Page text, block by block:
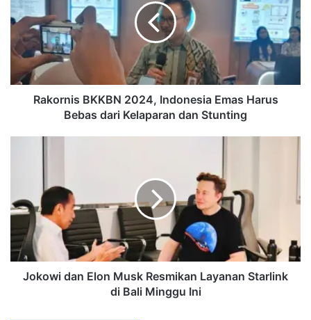
Indonesia
Emas
Harus
Bebas
dari
Kelaparan
Rakornis BKKBN 2024, Indonesia Emas Harus
Bebas dari Kelaparan dan Stunting
Resmikan
Layanan
Starlink
di
Bali
Minggu
Jokowi dan Elon Musk Resmikan Layanan Starlink
di Bali Minggu Ini